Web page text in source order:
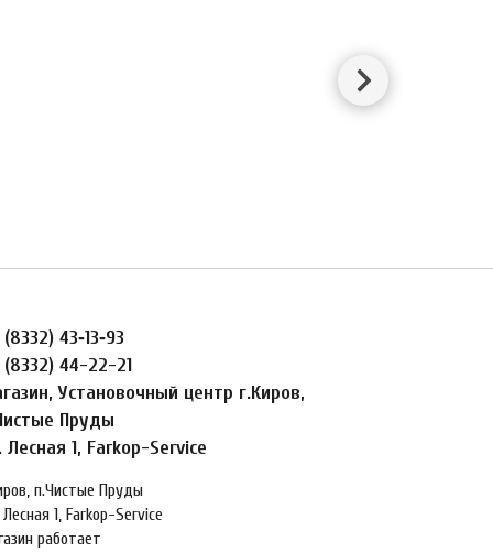
43‑13‑93
(8332) 44-22-21
Установочный центр г.Киров,
Пруды
Лесная 1, Farkop-Service
п.Чистые Пруды
1, Farkop-Service
работает